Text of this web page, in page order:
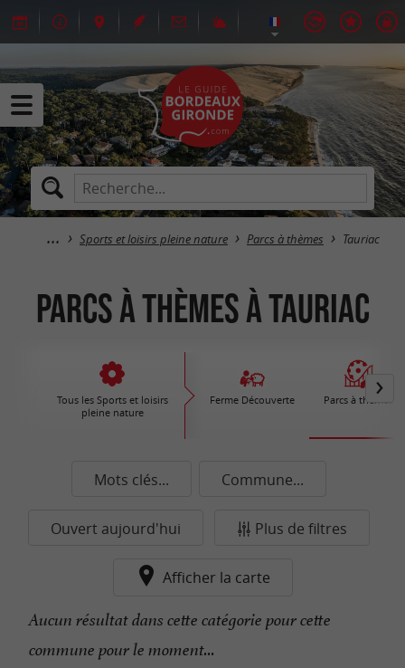
Sports et loisirs pleine nature Parcs à thèmes Tauriac
Parcs à thèmes à Tauriac
Tous les Sports et loisirs
pleine nature
Ferme Découverte Parcs à thèmes
Mots clés... Commune...
Ouvert aujourd'hui Plus de filtres
Afficher la carte
Aucun résultat dans cette catégorie pour cette
commune pour le moment...